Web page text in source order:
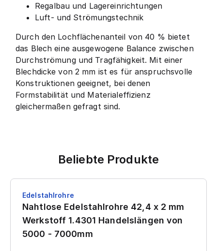
Regalbau und Lagereinrichtungen
Luft- und Strömungstechnik
Durch den Lochflächenanteil von 40 % bietet
das Blech eine ausgewogene Balance zwischen
Durchströmung und Tragfähigkeit. Mit einer
Blechdicke von 2 mm ist es für anspruchsvolle
Konstruktionen geeignet, bei denen
Formstabilität und Materialeffizienz
gleichermaßen gefragt sind.
Beliebte Produkte
Edelstahlrohre
Nahtlose Edelstahlrohre 42,4 x 2 mm
Werkstoff 1.4301 Handelslängen von
5000 - 7000mm